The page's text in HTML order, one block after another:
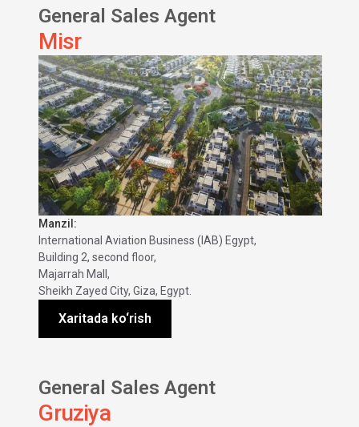
General Sales Agent
Misr
Manzil:
International Aviation Business (IAB) Egypt,
Building 2, second floor,
Majarrah Mall,
Sheikh Zayed City, Giza, Egypt.
Xaritada ko‘rish
General Sales Agent
Gruziya